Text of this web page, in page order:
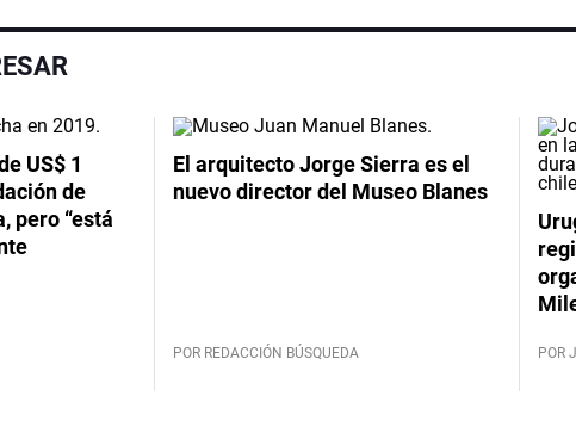
US$ 1
de
pero “está
El arquitecto Jorge Sierra es el
nuevo director del Museo Blanes
POR REDACCIÓN BÚSQUEDA POR